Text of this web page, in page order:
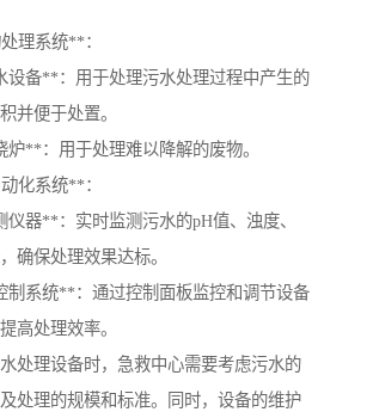
理系统**：
备**：用于处理污水处理过程中产生的
并便于处置。
**：用于处理难以降解的废物。
化系统**：
器**：实时监测污水的pH值、浊度、
确保处理效果达标。
系统**：通过控制面板监控和调节设备
高处理效率。
处理设备时，急救中心需要考虑污水的
处理的规模和标准。同时，设备的维护